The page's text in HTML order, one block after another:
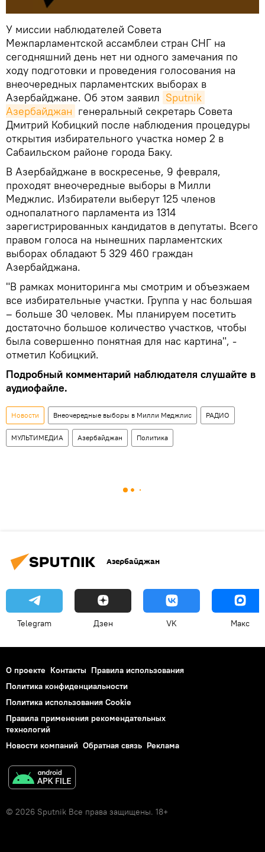
У миссии наблюдателей Совета
Межпарламентской ассамблеи стран СНГ на
сегодняшний день нет ни одного замечания по
ходу подготовки и проведения голосования на
внеочередных парламентских выборах в
Азербайджане. Об этом заявил Sputnik
Азербайджан генеральный секретарь Совета
Дмитрий Кобицкий после наблюдения процедуры
открытия избирательного участка номер 2 в
Сабаильском районе города Баку.
В Азербайджане в воскресенье, 9 февраля,
проходят внеочередные выборы в Милли
Меджлис. Избиратели выберут 125 членов
однопалатного парламента из 1314
зарегистрированных кандидатов в депутаты. Всего
правом голоса на нынешних парламентских
выборах обладают 5 329 460 граждан
Азербайджана.
"В рамках мониторинга мы смотрим и объезжаем
все избирательные участки. Группа у нас большая
– больше 30 человек. Мы планируем посетить
достаточно большое количество участков, чтобы
была совершенно понятная для нас картина", -
отметил Кобицкий.
Подробный комментарий наблюдателя слушайте в
аудиофайле.
Новости Внеочередные выборы в Милли Меджлис РАДИО
МУЛЬТИМЕДИА Азербайджан Политика
Азербайджан
Telegram Дзен VK Макс
О проекте Контакты Правила использования
Политика конфиденциальности
Политика использования Cookie
Правила применения рекомендательных
технологий
Новости компаний Обратная связь Реклама
© 2026 Sputnik Все права защищены. 18+